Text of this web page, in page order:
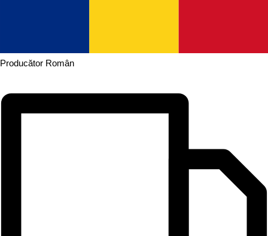
Producător Român